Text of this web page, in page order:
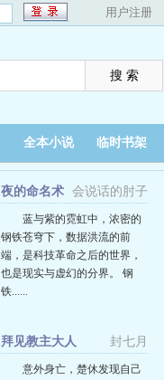
用户注册
全本小说 临时书架
会说话的肘子
夜的命名术
蓝与紫的霓虹中，浓密的
钢铁苍穹下，数据洪流的前
端，是科技革命之后的世界，
也是现实与虚幻的分界。 钢
铁......
封七月
拜见教主大人
意外身亡，楚休发现自己